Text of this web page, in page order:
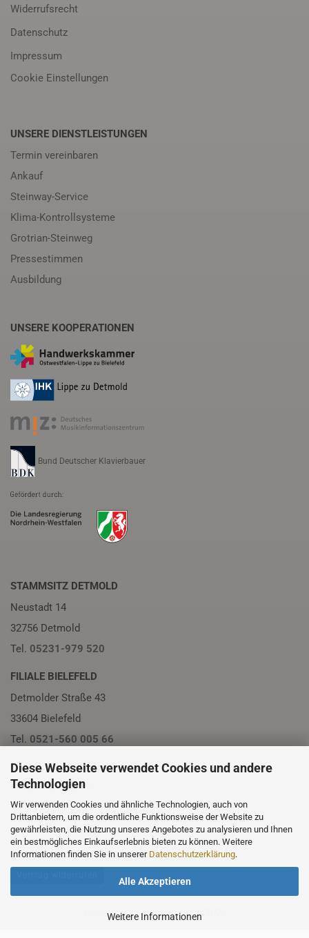
Diese Webseite verwendet Cookies und andere
Technologien
Wir verwenden Cookies und ähnliche Technologien, auch von
Drittanbietern, um die ordentliche Funktionsweise der Website zu
gewährleisten, die Nutzung unseres Angebotes zu analysieren und Ihnen
ein bestmögliches Einkaufserlebnis bieten zu können. Weitere
Informationen finden Sie in unserer Datenschutzerklärung.
Alle Akzeptieren
Weitere Informationen
Widerrufsrecht
Datenschutz
Impressum
Cookie Einstellungen
UNSERE DIENSTLEISTUNGEN
Termin vereinbaren
Ankauf
Steinway-Service
Klima-Kontrollsysteme
Grotrian-Steinweg
Pressestimmen
Ausbildung
UNSERE KOOPERATIONEN
Bund Deutscher Klavierbauer
STAMMSITZ DETMOLD
Neustadt 14
32756 Detmold
Tel. 05231-979 520
FILIALE BIELEFELD
Detmolder Straße 43
33604 Bielefeld
Tel. 0521-560 005 66
FILIALE PADERBORN
Friedrichstraße 13
33102 Paderborn
Tel.05251-230 01
Webshopby Gambio.de © 2026